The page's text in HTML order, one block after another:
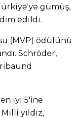
gümüş,
edildi.
(MVP) ödülünü
Schröder,
ribaund
iyi 5'ine
yıldız,